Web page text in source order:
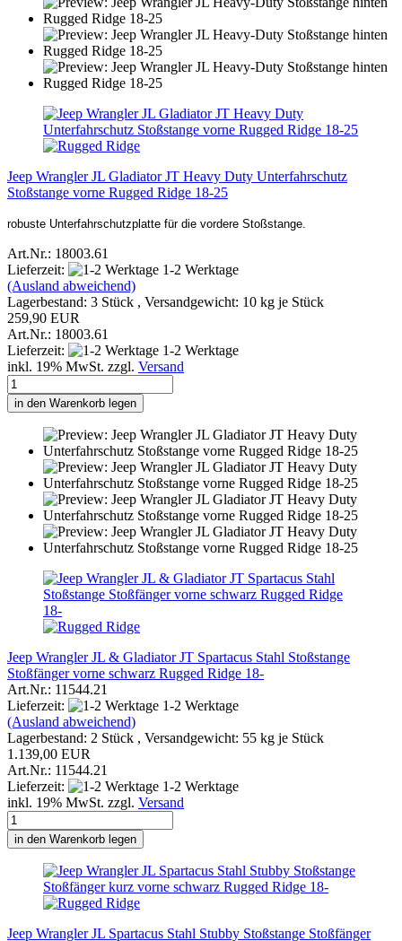
Jeep Wrangler JL Gladiator JT Heavy Duty Unterfahrschutz
Stoßstange vorne Rugged Ridge 18-25
robuste Unterfahrschutzplatte für die vordere Stoßstange.
Art.Nr.: 18003.61
Lieferzeit:
1-2 Werktage
(Ausland abweichend)
Lagerbestand: 3 Stück , Versandgewicht: 10 kg je Stück
259,90 EUR
Art.Nr.: 18003.61
Lieferzeit:
1-2 Werktage
inkl. 19% MwSt. zzgl. Versand
in den Warenkorb legen
Jeep Wrangler JL & Gladiator JT Spartacus Stahl Stoßstange
Stoßfänger vorne schwarz Rugged Ridge 18-
Art.Nr.: 11544.21
Lieferzeit:
1-2 Werktage
(Ausland abweichend)
Lagerbestand: 2 Stück , Versandgewicht: 55 kg je Stück
1.139,00 EUR
Art.Nr.: 11544.21
Lieferzeit:
1-2 Werktage
inkl. 19% MwSt. zzgl. Versand
in den Warenkorb legen
Jeep Wrangler JL Spartacus Stahl Stubby Stoßstange Stoßfänger